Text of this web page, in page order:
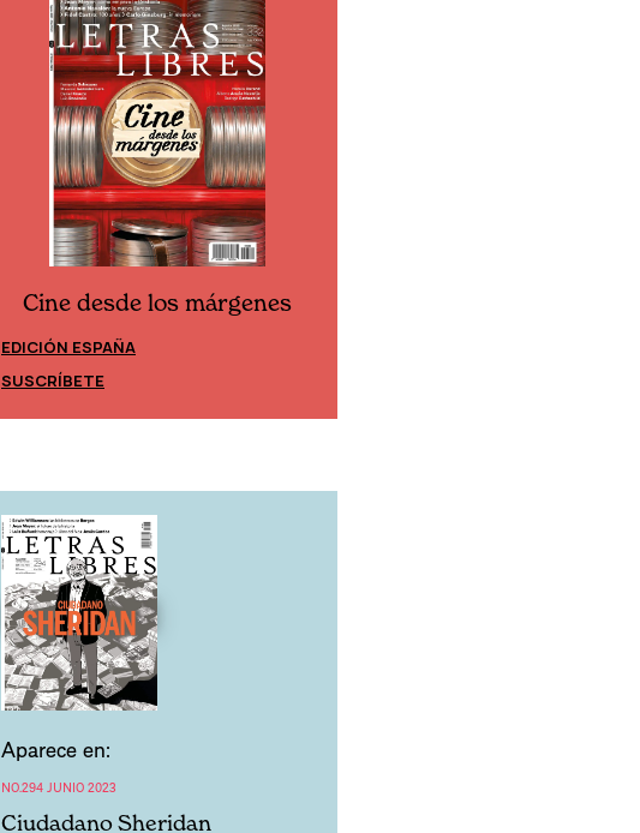
Cine desde los márgenes
EDICIÓN ESPAÑA
SUSCRÍBETE
Aparece en:
NO.294 JUNIO 2023
Ciudadano Sheridan